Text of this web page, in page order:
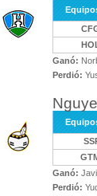
Ganó:
Perdió:
Ganó:
Perdió: